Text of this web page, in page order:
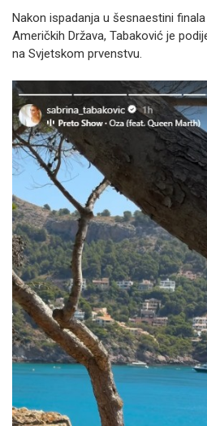
Nakon ispadanja u šesnaestini
Američkih Država, Tabaković je
na Svjetskom prvenstvu.